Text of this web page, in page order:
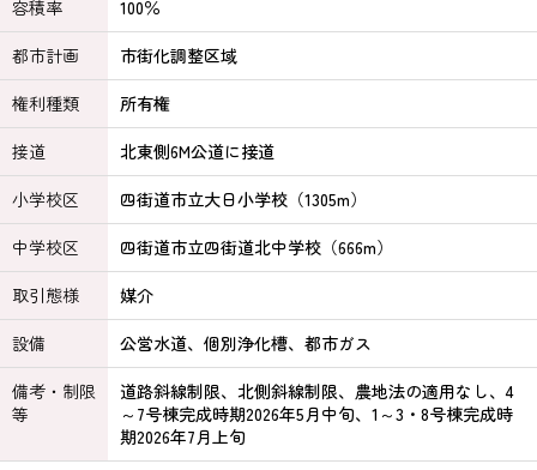
容積率
100％
都市計画
市街化調整区域
権利種類
所有権
接道
北東側6M公道に接道
小学校区
四街道市立大日小学校（1305m）
中学校区
四街道市立四街道北中学校（666m）
取引態様
媒介
設備
公営水道、個別浄化槽、都市ガス
備考・制限
等
道路斜線制限、北側斜線制限、農地法の適用なし、4
～7号棟完成時期2026年5月中旬、1～3・8号棟完成時
期2026年7月上旬